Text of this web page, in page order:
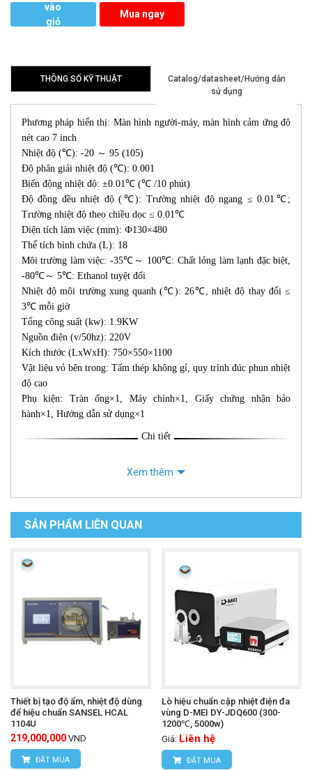
vào
giỏ
Mua ngay
THÔNG SỐ KỸ THUẬT
Catalog/datasheet/Hướng dẫn
sử dụng
Phương pháp hiển thị: Màn hình người-máy, màn hình cảm ứng độ
nét cao 7 inch
Nhiệt độ (℃): -20 ～ 95 (105)
Độ phân giải nhiệt độ (℃): 0.001
Biến động nhiệt độ: ±0.01℃ (℃ /10 phút)
Độ đồng đều nhiệt độ (℃): Trường nhiệt độ ngang ≤ 0.01℃;
Trường nhiệt độ theo chiều dọc ≤ 0.01℃
Diện tích làm việc (mm): Ф130×480
Thể tích bình chứa (L): 18
Môi trường làm việc: -35℃～ 100℃: Chất lỏng làm lạnh đặc biệt,
-80℃～ 5℃: Ethanol tuyệt đối
Nhiệt độ môi trường xung quanh (℃): 26℃, nhiệt độ thay đổi ≤
3℃ mỗi giờ
Tổng công suất (kw): 1.9KW
Nguồn điện (v/50hz): 220V
Kích thước (LxWxH): 750×550×1100
Vật liệu vỏ bên trong: Tấm thép không gỉ, quy trình đúc phun nhiệt
độ cao
Phụ kiện: Tràn ống×1, Máy chính×1, Giấy chứng nhận bảo
hành×1, Hướng dẫn sử dụng×1
Chi tiết
Xem thêm
SẢN PHẨM LIÊN QUAN
Thiết bị tạo độ ẩm, nhiệt độ dùng
để hiệu chuẩn SANSEL HCAL
1104U
219,000,000 VND
ĐẶT MUA
Lò hiệu chuẩn cặp nhiệt điện đa
vùng D-MEI DY-JDQ600 (300-
1200℃, 5000w)
Giá: Liên hệ
ĐẶT MUA